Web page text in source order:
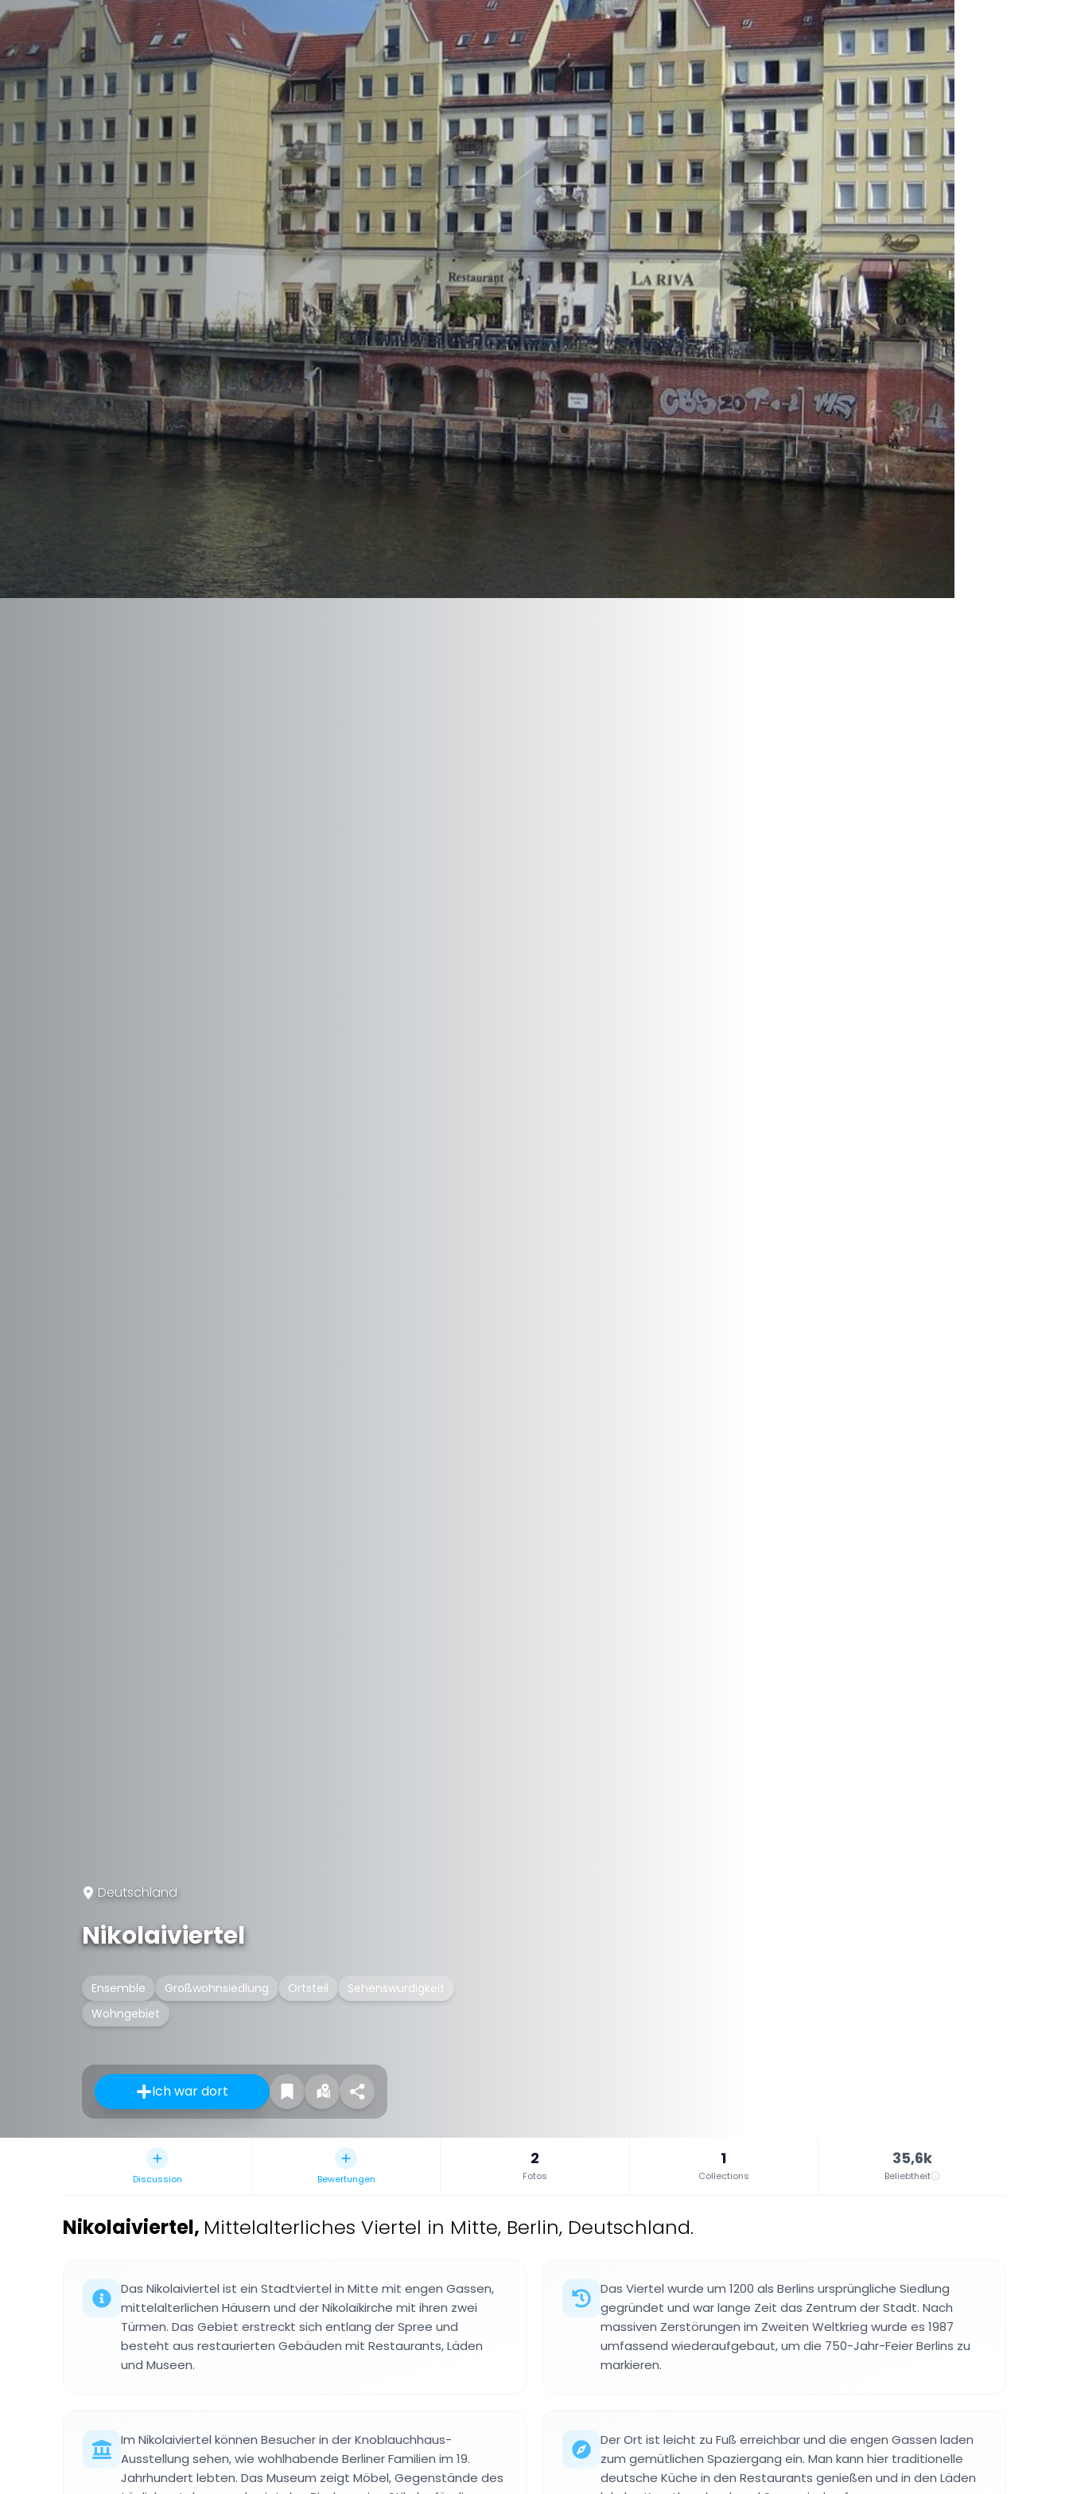
Deutschland
Nikolaiviertel
Ensemble Großwohnsiedlung Ortsteil
Sehenswürdigkeit
Wohngebiet
Ich war dort
Discussion Bewertungen
2
Fotos
1
Collections
35,6k
Beliebtheit
Nikolaiviertel, Mittelalterliches Viertel in Mitte, Berlin, Deutschland.
Das Nikolaiviertel ist ein Stadtviertel in Mitte mit engen Gassen,
mittelalterlichen Häusern und der Nikolaikirche mit ihren zwei
Türmen. Das Gebiet erstreckt sich entlang der Spree und
besteht aus restaurierten Gebäuden mit Restaurants, Läden
und Museen.
Das Viertel wurde um 1200 als Berlins ursprüngliche Siedlung
gegründet und war lange Zeit das Zentrum der Stadt. Nach
massiven Zerstörungen im Zweiten Weltkrieg wurde es 1987
umfassend wiederaufgebaut, um die 750-Jahr-Feier Berlins zu
markieren.
Im Nikolaiviertel können Besucher in der Knoblauchhaus-
Ausstellung sehen, wie wohlhabende Berliner Familien im 19.
Jahrhundert lebten. Das Museum zeigt Möbel, Gegenstände des
Der Ort ist leicht zu Fuß erreichbar und die engen Gassen laden
zum gemütlichen Spaziergang ein. Man kann hier traditionelle
deutsche Küche in den Restaurants genießen und in den Läden